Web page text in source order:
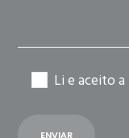
Li e aceito a